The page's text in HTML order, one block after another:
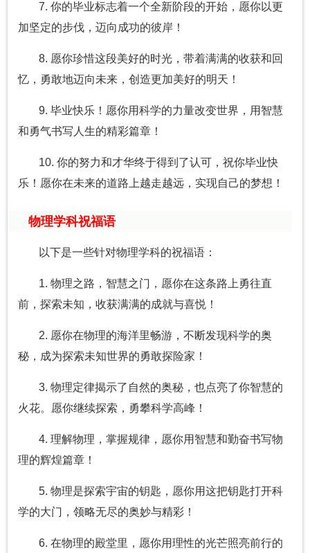
7. 你的毕业标志着一个全新阶段的开始，愿你以更
加坚定的步伐，迈向成功的彼岸！
8. 愿你珍惜这段美好的时光，带着满满的收获和回
忆，勇敢地迈向未来，创造更加美好的明天！
9. 毕业快乐！愿你用科学的力量改变世界，用智慧
和勇气书写人生的精彩篇章！
10. 你的努力和才华终于得到了认可，祝你毕业快
乐！愿你在未来的道路上越走越远，实现自己的梦想！
物理学科祝福语
以下是一些针对物理学科的祝福语：
1. 物理之路，智慧之门，愿你在这条路上勇往直
前，探索未知，收获满满的成就与喜悦！
2. 愿你在物理的海洋里畅游，不断发现科学的奥
秘，成为探索未知世界的勇敢探险家！
3. 物理定律揭示了自然的奥秘，也点亮了你智慧的
火花。愿你继续探索，勇攀科学高峰！
4. 理解物理，掌握规律，愿你用智慧和勤奋书写物
理的辉煌篇章！
5. 物理是探索宇宙的钥匙，愿你用这把钥匙打开科
学的大门，领略无尽的奥妙与精彩！
6. 在物理的殿堂里，愿你用理性的光芒照亮前行的